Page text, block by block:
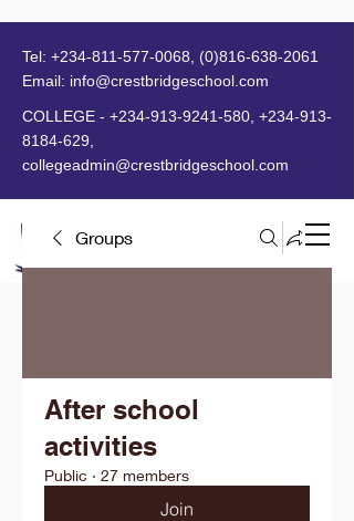
MENU
Tel: +234-811-577-0068
(0)816-638-2061
Email: info@crestbridgeschool.com
COLLEGE - +234-913-9241-580 +234-913-
8184-629
collegeadmin@crestbridgeschool.com
Groups
After school
activities
Public · 27 members
Join